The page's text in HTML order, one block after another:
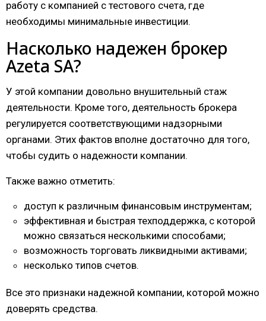
работу с компанией с тестового счета, где
необходимы минимальные инвестиции.
Насколько надежен брокер
Azeta SA?
У этой компании довольно внушительный стаж
деятельности. Кроме того, деятельность брокера
регулируется соответствующими надзорными
органами. Этих фактов вполне достаточно для того,
чтобы судить о надежности компании.
Также важно отметить:
доступ к различным финансовым инструментам;
эффективная и быстрая техподдержка, с которой
можно связаться несколькими способами;
возможность торговать ликвидными активами;
несколько типов счетов.
Все это признаки надежной компании, которой можно
доверять средства.